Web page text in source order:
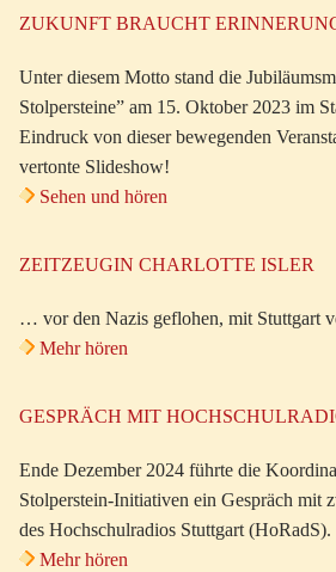
ZUKUNFT BRAUCHT
Unter diesem Motto stand die
Stolpersteine” am 15. Oktober 2023 im
Eindruck von dieser bewegenden
vertonte Slideshow!
Sehen und hören
ZEITZEUGIN CHARLOTTE ISLER
… vor den Nazis geflohen, mit Stuttgart
Mehr hören
GESPRÄCH MIT
Ende Dezember 2024 führte die
Stolperstein-Initiativen ein Gespräch mit
des Hochschulradios Stuttgart (HoRadS).
Mehr hören